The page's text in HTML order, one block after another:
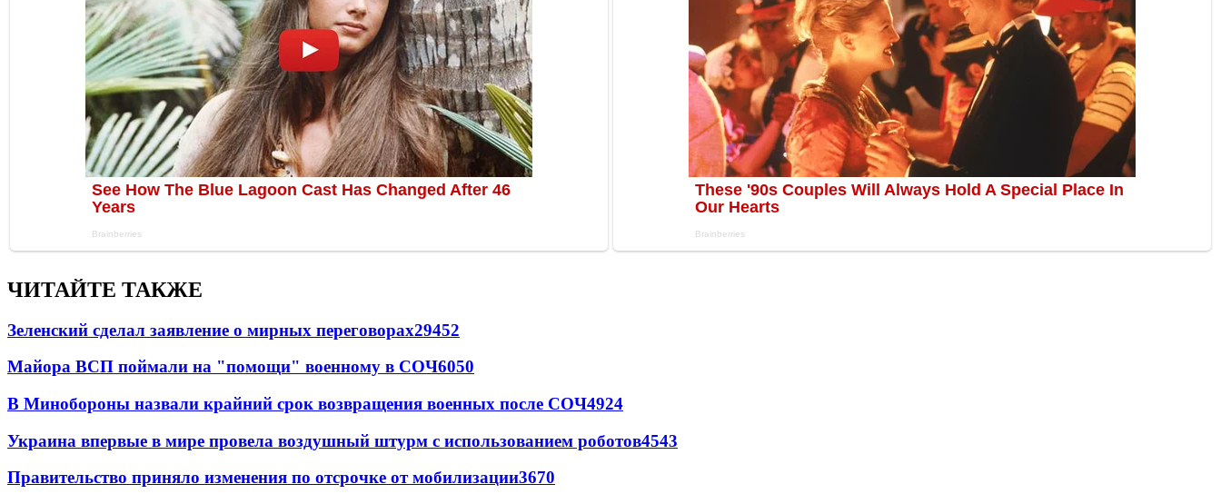
ЧИТАЙТЕ ТАКЖЕ
Зеленский сделал заявление о мирных переговорах29452
Майора ВСП поймали на "помощи" военному в СОЧ6050
В Минобороны назвали крайний срок возвращения военных после СОЧ4924
Украина впервые в мире провела воздушный штурм с использованием роботов4543
Правительство приняло изменения по отсрочке от мобилизации3670